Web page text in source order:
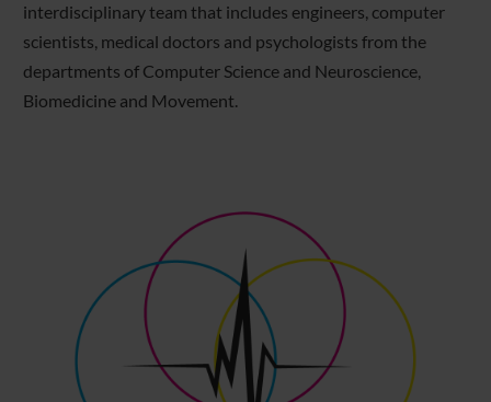
interdisciplinary team that includes engineers, computer
scientists, medical doctors and psychologists from the
departments of Computer Science and Neuroscience,
Biomedicine and Movement.